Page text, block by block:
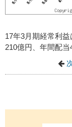
17年3月期経常利
210億円、年間配